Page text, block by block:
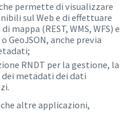
permette di visualizzare
sul Web e di effettuare
mappa (REST, WMS, WFS) e
GeoJSON, anche previa
RNDT per la gestione, la
dei metadati dei dati
altre applicazioni,